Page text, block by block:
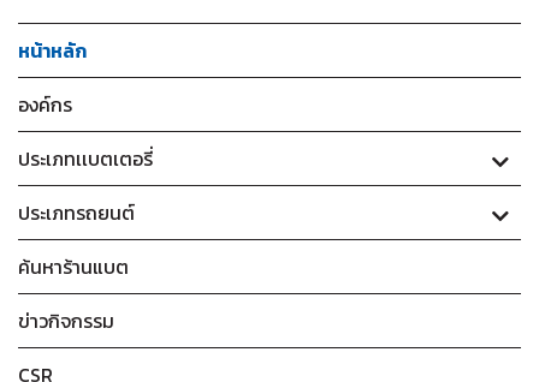
หน้าหลัก
องค์กร
ประเภทเเบตเตอรี่
ประเภทรถยนต์
ค้นหาร้านแบต
ข่าวกิจกรรม
CSR